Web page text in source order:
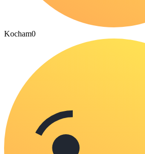
Kocham0